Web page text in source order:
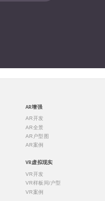
AR增强
AR开发
AR全景
AR户型图
AR案例
VR虚拟现实
VR开发
VR样板间/户型
VR案例